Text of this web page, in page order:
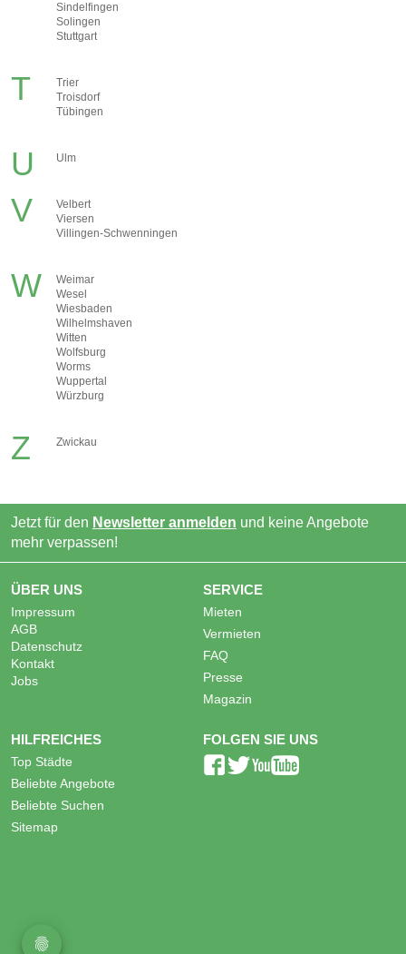
Sindelfingen
Solingen
Stuttgart
T
Trier
Troisdorf
Tübingen
U Ulm
V
Velbert
Viersen
Villingen-Schwenningen
W
Weimar
Wesel
Wiesbaden
Wilhelmshaven
Witten
Wolfsburg
Worms
Wuppertal
Würzburg
Z Zwickau
Jetzt für den Newsletter anmelden und keine Angebote
mehr verpassen!
ÜBER UNS
Impressum
AGB
Datenschutz
Kontakt
Jobs
SERVICE
Mieten
Vermieten
FAQ
Presse
Magazin
HILFREICHES
Top Städte
Beliebte Angebote
Beliebte Suchen
Sitemap
FOLGEN SIE UNS